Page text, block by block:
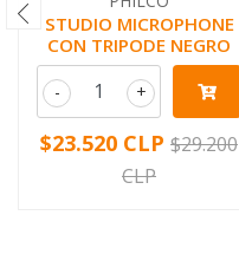
STUDIO MICROPHONE
CON TRIPODE NEGRO
+
-
$23.520 CLP $29.200
CLP